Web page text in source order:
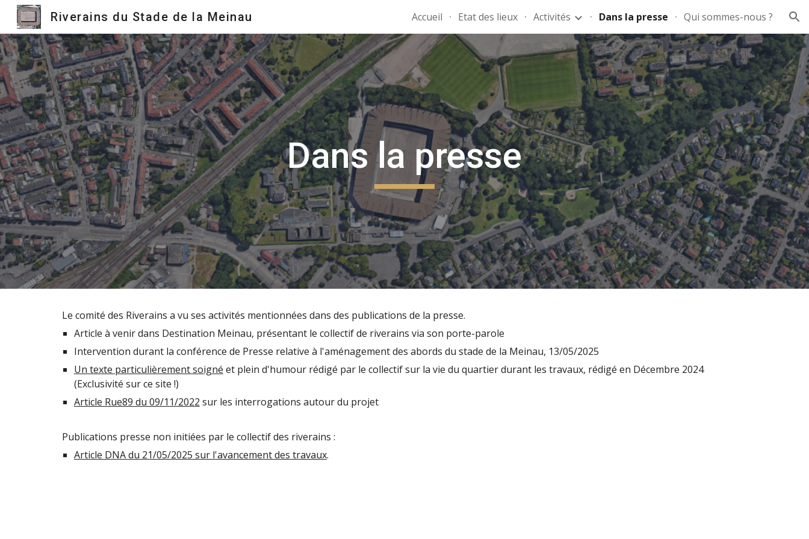
Skip to navigation
Riverains du Stade de la Meinau Accueil Etat des lieux Activités Dans la presse Qui sommes-nous ?
Dans la presse
Le comité des Riverains a vu ses activités mentionnées dans des publications de la presse.
Article à venir dans Destination Meinau, présentant le collectif de riverains via son porte-parole
Intervention durant la conférence de Presse relative à l'aménagement des abords du stade de la Meinau, 13/05/2025
Un texte particulièrement soigné et plein d'humour rédigé par le collectif sur la vie du quartier durant les travaux, rédigé en Décembre 2024
(Exclusivité sur ce site !)
Article Rue89 du 09/11/2022 sur les interrogations autour du projet
Publications presse non initiées par le collectif des riverains :
Article DNA du 21/05/2025 sur l'avancement des travaux.